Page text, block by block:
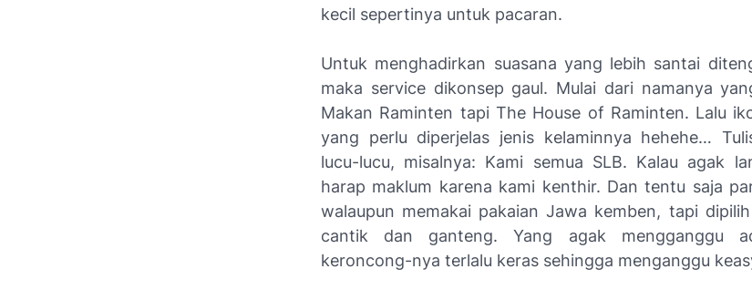
kecil sepertinya untuk pacaran.
Untuk menghadirkan suasana yang lebih santai
maka service dikonsep gaul. Mulai dari namanya
Makan Raminten tapi The House of Raminten. Lalu
yang perlu diperjelas jenis kelaminnya hehehe…
lucu-lucu, misalnya: Kami semua SLB. Kalau agak
harap maklum karena kami kenthir. Dan tentu saja
walaupun memakai pakaian Jawa kemben, tapi
cantik dan ganteng. Yang agak mengganggu
keroncong-nya terlalu keras sehingga menganggu